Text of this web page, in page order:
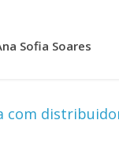
Sofia Soares
com